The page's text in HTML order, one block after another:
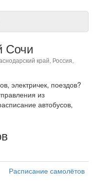
Сочи
край, Россия,
электричек, поездов?
из
автобусов,
Расписание самолётов